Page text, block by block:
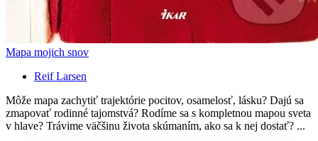
Mapa mojich snov
Reif Larsen
Môže mapa zachytiť trajektórie pocitov, osamelosť, lásku? Dajú sa
zmapovať rodinné tajomstvá? Rodíme sa s kompletnou mapou sveta
v hlave? Trávime väčšinu života skúmaním, ako sa k nej dostať? ...